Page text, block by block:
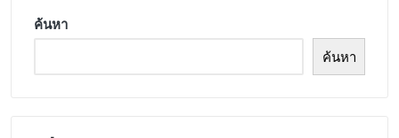
ค้นหา
ค้นหา